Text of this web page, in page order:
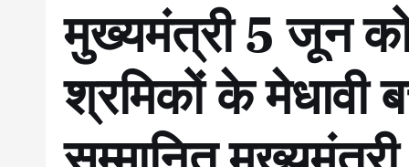
मुख्यमंत्री 5 जून को
श्रमिकों के मेधावी